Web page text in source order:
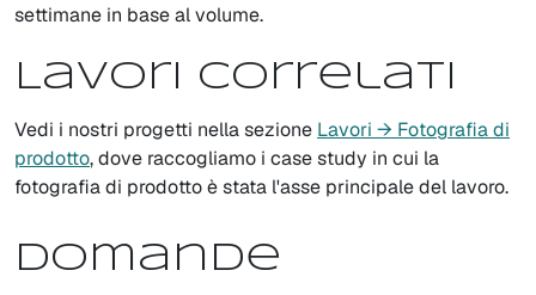
settimane in base al volume.
Lavori correlati
Vedi i nostri progetti nella sezione Lavori → Fotografia di
prodotto, dove raccogliamo i case study in cui la
fotografia di prodotto è stata l'asse principale del lavoro.
Domande